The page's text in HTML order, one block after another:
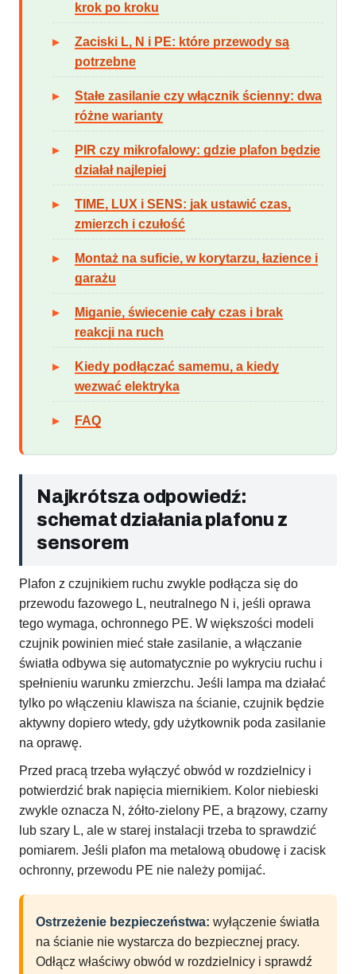
krok po kroku
Zaciski L, N i PE: które przewody są
potrzebne
Stałe zasilanie czy włącznik ścienny: dwa
różne warianty
PIR czy mikrofalowy: gdzie plafon będzie
działał najlepiej
TIME, LUX i SENS: jak ustawić czas,
zmierzch i czułość
Montaż na suficie, w korytarzu, łazience i
garażu
Miganie, świecenie cały czas i brak
reakcji na ruch
Kiedy podłączać samemu, a kiedy
wezwać elektryka
FAQ
Najkrótsza odpowiedź:
schemat działania plafonu z
sensorem
Plafon z czujnikiem ruchu zwykle podłącza się do
przewodu fazowego L, neutralnego N i, jeśli oprawa
tego wymaga, ochronnego PE. W większości modeli
czujnik powinien mieć stałe zasilanie, a włączanie
światła odbywa się automatycznie po wykryciu ruchu i
spełnieniu warunku zmierzchu. Jeśli lampa ma działać
tylko po włączeniu klawisza na ścianie, czujnik będzie
aktywny dopiero wtedy, gdy użytkownik poda zasilanie
na oprawę.
Przed pracą trzeba wyłączyć obwód w rozdzielnicy i
potwierdzić brak napięcia miernikiem. Kolor niebieski
zwykle oznacza N, żółto-zielony PE, a brązowy, czarny
lub szary L, ale w starej instalacji trzeba to sprawdzić
pomiarem. Jeśli plafon ma metalową obudowę i zacisk
ochronny, przewodu PE nie należy pomijać.
Ostrzeżenie bezpieczeństwa: wyłączenie światła
na ścianie nie wystarcza do bezpiecznej pracy.
Odłącz właściwy obwód w rozdzielnicy i sprawdź